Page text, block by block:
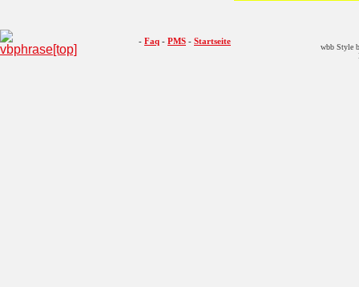
- Faq - PMS - Startseite
wbb Style